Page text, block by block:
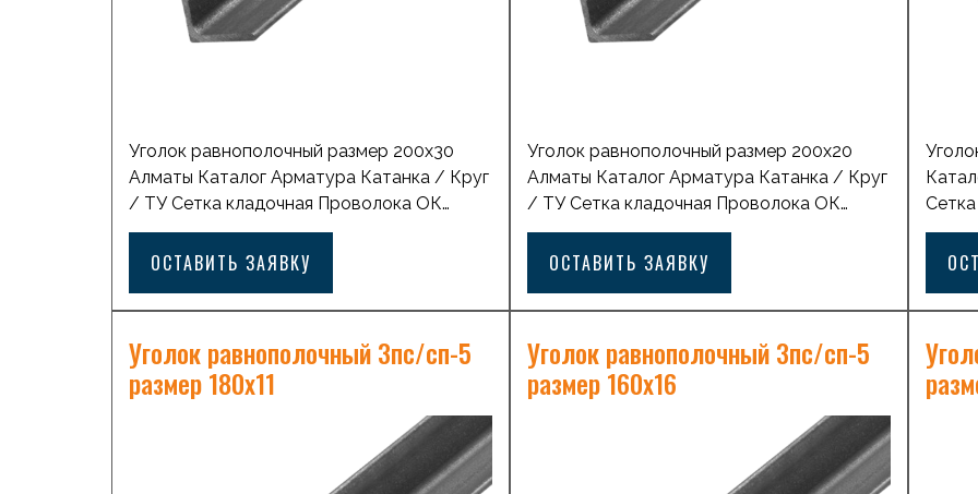
Уголок равнополочный размер 200х30
Алматы Каталог Арматура Катанка / Круг
/ ТУ Сетка кладочная Проволока ОК
оцинкованная Лист горячекатаный с
рифлением Лист горячекатаный
стальная двутавровая Лист просечно-
холоднокатанный Профильная труба
прямоугольная Труба стальная бесшовная
Трубы ВодоГазопроводные (ВГП) Трубы
стальные электросварные Швеллер
стальной Уголок равнополочный Оставить
ОСТАВИТЬ ЗАЯВКУ
Уголок равнополочный размер 200х20
Алматы Каталог Арматура Катанка / Круг
/ ТУ Сетка кладочная Проволока ОК
оцинкованная Лист горячекатаный с
рифлением Лист горячекатаный
стальная двутавровая Лист просечно-
холоднокатанный Профильная труба
прямоугольная Труба стальная бесшовная
Трубы ВодоГазопроводные (ВГП) Трубы
стальные электросварные Швеллер
стальной Уголок равнополочный Оставить
ОСТАВИТЬ ЗАЯВКУ
Уголок равнополочный 3пс/сп-5
размер 180х11
Уголок равнополочный 3пс/сп-5
размер 160х16